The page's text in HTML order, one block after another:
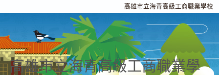
高雄市立海青高級工商職業學校
高雄市立海青高級工商職業學